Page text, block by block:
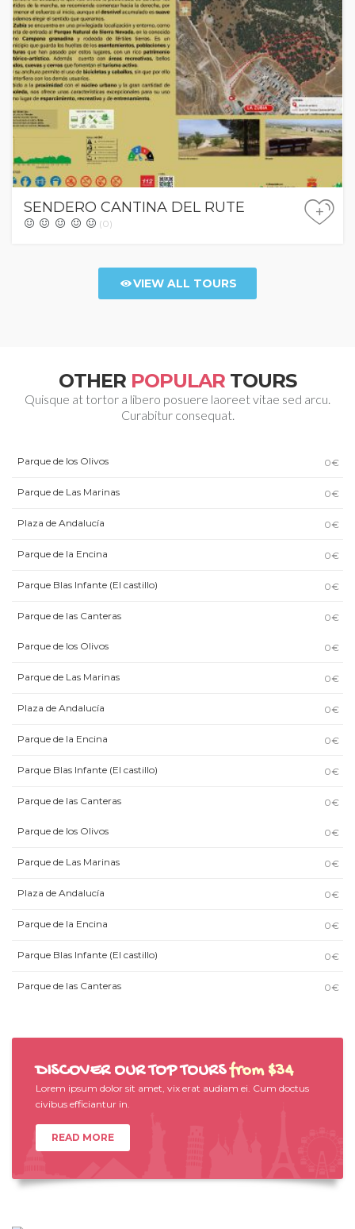
SENDERO CANTINA DEL RUTE
(0)
+
VIEW ALL TOURS
OTHER POPULAR TOURS
Quisque at tortor a libero posuere laoreet vitae sed arcu.
Curabitur consequat.
Parque de los Olivos 0€
Parque de Las Marinas 0€
Plaza de Andalucía 0€
Parque de la Encina 0€
Parque Blas Infante (El castillo) 0€
Parque de las Canteras 0€
Parque de los Olivos 0€
Parque de Las Marinas 0€
Plaza de Andalucía 0€
Parque de la Encina 0€
Parque Blas Infante (El castillo) 0€
Parque de las Canteras 0€
Parque de los Olivos 0€
Parque de Las Marinas 0€
Plaza de Andalucía 0€
Parque de la Encina 0€
Parque Blas Infante (El castillo) 0€
Parque de las Canteras 0€
DISCOVER OUR TOP TOURSfrom $34
Lorem ipsum dolor sit amet, vix erat audiam ei. Cum doctus
civibus efficiantur in.
READ MORE